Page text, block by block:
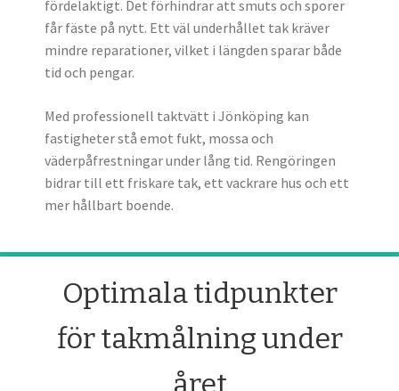
fördelaktigt. Det förhindrar att smuts och sporer
får fäste på nytt. Ett väl underhållet tak kräver
mindre reparationer, vilket i längden sparar både
tid och pengar.
Med professionell taktvätt i Jönköping kan
fastigheter stå emot fukt, mossa och
väderpåfrestningar under lång tid. Rengöringen
bidrar till ett friskare tak, ett vackrare hus och ett
mer hållbart boende.
Optimala tidpunkter
för takmålning under
året